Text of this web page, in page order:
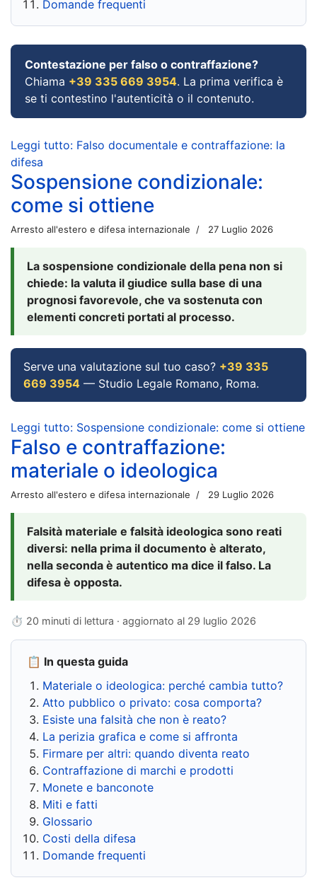
Domande frequenti
Contestazione per falso o contraffazione?
Chiama +39 335 669 3954. La prima verifica è
se ti contestino l'autenticità o il contenuto.
Leggi tutto: Falso documentale e contraffazione: la
difesa
Sospensione condizionale:
come si ottiene
Arresto all'estero e difesa internazionale 27 Luglio 2026
La sospensione condizionale della pena non si
chiede: la valuta il giudice sulla base di una
prognosi favorevole, che va sostenuta con
elementi concreti portati al processo.
Serve una valutazione sul tuo caso? +39 335
669 3954 — Studio Legale Romano, Roma.
Leggi tutto: Sospensione condizionale: come si ottiene
Falso e contraffazione:
materiale o ideologica
Arresto all'estero e difesa internazionale 29 Luglio 2026
Falsità materiale e falsità ideologica sono reati
diversi: nella prima il documento è alterato,
nella seconda è autentico ma dice il falso. La
difesa è opposta.
⏱ 20 minuti di lettura · aggiornato al 29 luglio 2026
📋 In questa guida
Materiale o ideologica: perché cambia tutto?
Atto pubblico o privato: cosa comporta?
Esiste una falsità che non è reato?
La perizia grafica e come si affronta
Firmare per altri: quando diventa reato
Contraffazione di marchi e prodotti
Monete e banconote
Miti e fatti
Glossario
Costi della difesa
Domande frequenti